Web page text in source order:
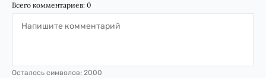
Всего комментариев: 0
Осталось символов: 2000